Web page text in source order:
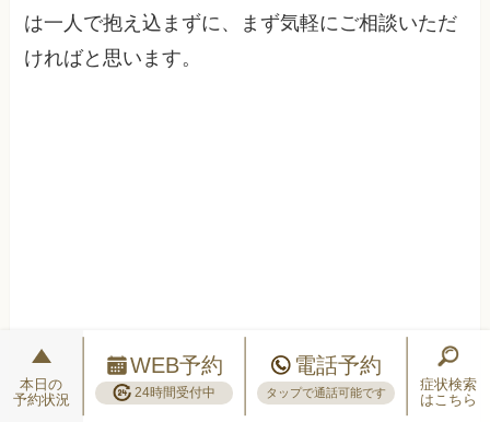
は一人で抱え込まずに、まず気軽にご相談いただ
ければと思います。
本日の
予約状況
WEB予約
24時間受付中
電話予約
タップで通話可能です
症状検索
はこちら